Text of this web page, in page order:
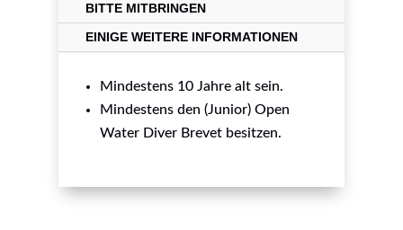
BITTE MITBRINGEN
EINIGE WEITERE INFORMATIONEN
Mindestens 10 Jahre alt sein.
Mindestens den (Junior) Open
Water Diver Brevet besitzen.